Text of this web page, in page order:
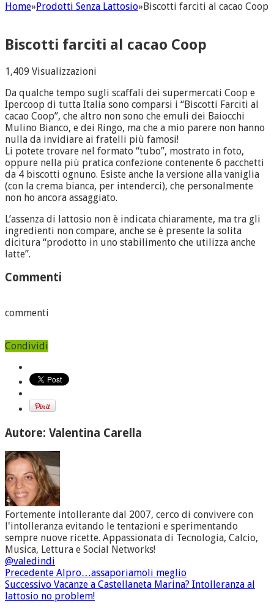
Home»Prodotti Senza Lattosio»Biscotti farciti al cacao Coop
Biscotti farciti al cacao Coop
1,409 Visualizzazioni
Da qualche tempo sugli scaffali dei supermercati Coop e
Ipercoop di tutta Italia sono comparsi i “Biscotti Farciti al
cacao Coop”, che altro non sono che emuli dei Baiocchi
Mulino Bianco, e dei Ringo, ma che a mio parere non hanno
nulla da invidiare ai fratelli più famosi!
Li potete trovare nel formato “tubo”, mostrato in foto,
oppure nella più pratica confezione contenente 6 pacchetti
da 4 biscotti ognuno. Esiste anche la versione alla vaniglia
(con la crema bianca, per intenderci), che personalmente
non ho ancora assaggiato.
L’assenza di lattosio non è indicata chiaramente, ma tra gli
ingredienti non compare, anche se è presente la solita
dicitura “prodotto in uno stabilimento che utilizza anche
latte”.
Commenti
commenti
Condividi
Autore: Valentina Carella
Fortemente intollerante dal 2007, cerco di convivere con
l'intolleranza evitando le tentazioni e sperimentando
sempre nuove ricette. Appassionata di Tecnologia, Calcio,
Musica, Lettura e Social Networks!
@valedindi
Precedente Alpro…assaporiamoli meglio
Successivo Vacanze a Castellaneta Marina? Intolleranza al
lattosio no problem!